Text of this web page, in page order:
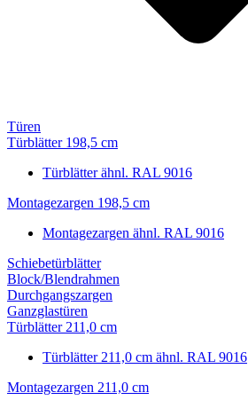
Türen
Türblätter 198,5 cm
Türblätter ähnl. RAL 9016
Montagezargen 198,5 cm
Montagezargen ähnl. RAL 9016
Schiebetürblätter
Block/Blendrahmen
Durchgangszargen
Ganzglastüren
Türblätter 211,0 cm
Türblätter 211,0 cm ähnl. RAL 9016
Montagezargen 211,0 cm